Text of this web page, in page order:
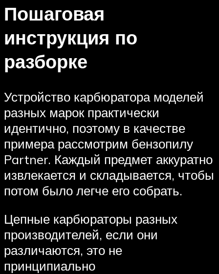
Пошаговая
инструкция по
разборке
Устройство карбюратора моделей
разных марок практически
идентично, поэтому в качестве
примера рассмотрим бензопилу
Partner. Каждый предмет аккуратно
извлекается и складывается, чтобы
потом было легче его собрать.
Цепные карбюраторы разных
производителей, если они
различаются, это не
принципиально